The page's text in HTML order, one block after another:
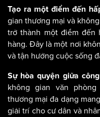
Tạo ra một điểm đến
gian thương mại và
trở thành một điểm đến
hàng. Đây là một nơi
và tận hưởng cuộc sống
Sự hòa quyện giữa
không gian văn
thương mại đa dạng
giải trí cho cư dân và